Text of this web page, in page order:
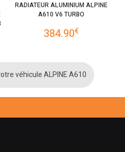
RADIATEUR ALUMINIUM ALPINE
A610 V6 TURBO
384.90€
véhicule ALPINE A610